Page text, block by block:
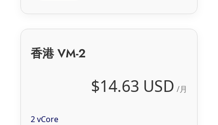
香港 VM-2
$14.63 USD /月
2 vCore